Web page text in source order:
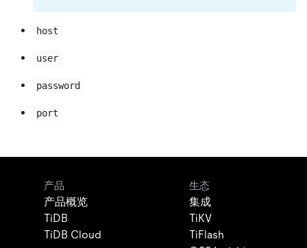
host
user
password
port
产品
产品概览
TiDB
TiDB Cloud
生态
集成
TiKV
TiFlash